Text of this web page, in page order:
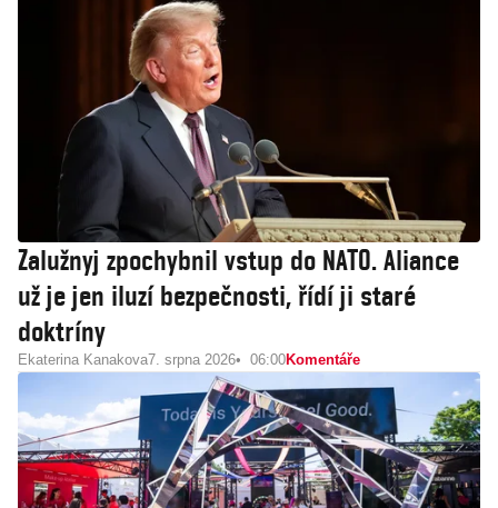
Zalužnyj zpochybnil vstup do NATO. Aliance
už je jen iluzí bezpečnosti, řídí ji staré
doktríny
Ekaterina Kanakova7. srpna 2026 06:00Komentáře